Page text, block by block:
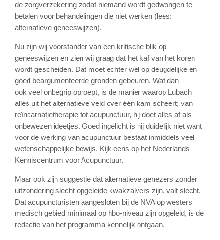
de zorgverzekering zodat niemand wordt gedwongen te
betalen voor behandelingen die niet werken (lees:
alternatieve geneeswijzen).
Nu zijn wij voorstander van een kritische blik op
geneeswijzen en zien wij graag dat het kaf van het koren
wordt gescheiden. Dat moet echter wel op deugdelijke en
goed beargumenteerde gronden gebeuren. Wat dan
ook veel onbegrip oproept, is de manier waarop Lubach
alles uit het alternatieve veld over één kam scheert; van
reïncarnatietherapie tot acupunctuur, hij doet alles af als
onbewezen ideetjes. Goed ingelicht is hij duidelijk niet want
voor de werking van acupunctuur bestaat inmiddels veel
wetenschappelijke bewijs. Kijk eens op het Nederlands
Kenniscentrum voor Acupunctuur.
Maar ook zijn suggestie dat alternatieve genezers zonder
uitzondering slecht opgeleide kwakzalvers zijn, valt slecht.
Dat acupuncturisten aangesloten bij de NVA op westers
medisch gebied minimaal op hbo-niveau zijn opgeleid, is de
redactie van het programma kennelijk ontgaan.